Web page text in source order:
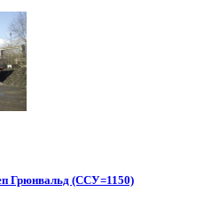
Грюнвальд (ССУ=1150)